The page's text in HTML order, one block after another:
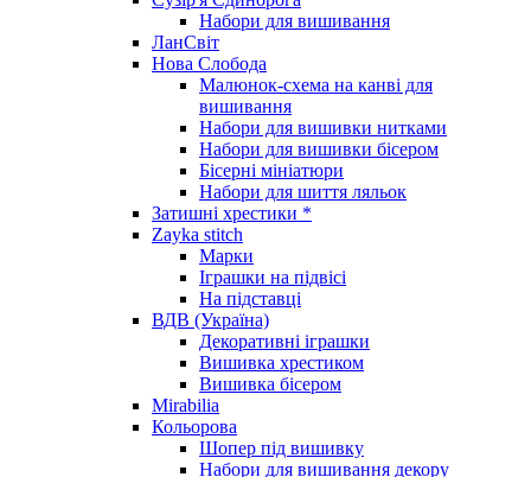
Набори для вишивання
ЛанСвіт
Нова Слобода
Малюнок-схема на канві для
вишивання
Набори для вишивки нитками
Набори для вишивки бісером
Бісерні мініатюри
Набори для шиття ляльок
Затишні хрестики *
Zayka stitch
Марки
Іграшки на підвісі
На підставці
ВДВ (Україна)
Декоративні іграшки
Вишивка хрестиком
Вишивка бісером
Mirabilia
Кольорова
Шопер під вишивку
Набори для вишивання декору